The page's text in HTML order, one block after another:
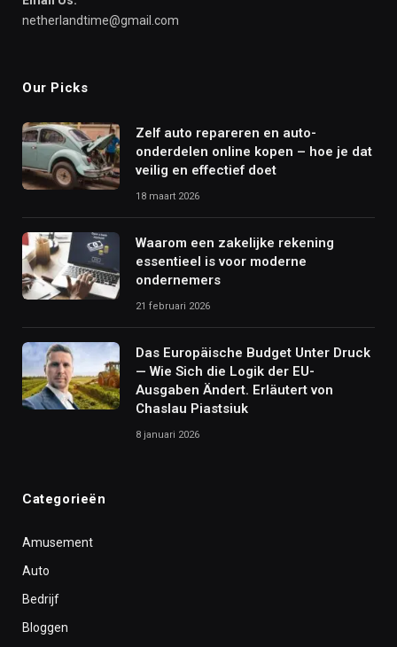
netherlandtime@gmail.com
Our Picks
Zelf auto repareren en auto-
onderdelen online kopen – hoe je dat
veilig en effectief doet
18 maart 2026
Waarom een zakelijke rekening
essentieel is voor moderne
ondernemers
21 februari 2026
Das Europäische Budget Unter Druck
— Wie Sich die Logik der EU-
Ausgaben Ändert. Erläutert von
Chaslau Piastsiuk
8 januari 2026
Categorieën
Amusement
Auto
Bedrijf
Bloggen